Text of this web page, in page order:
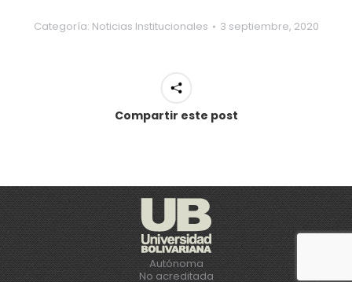
Categoría: Noticias Institucionales 3 septiembre, 2020
Compartir este post
Autónoma
No acreditada